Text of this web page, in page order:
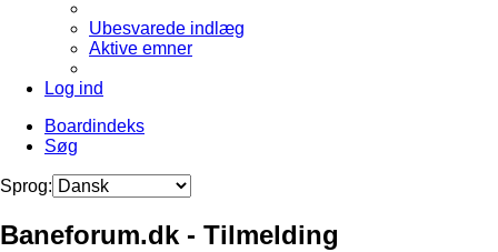
Ubesvarede indlæg
Aktive emner
Log ind
Boardindeks
Søg
Sprog:
Baneforum.dk - Tilmelding